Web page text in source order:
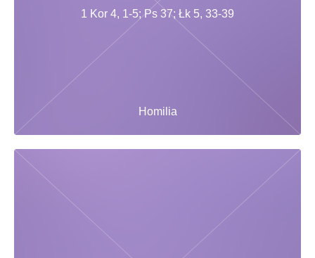
Homilia
1 Kor 4, 1-5; Ps 37; Łk 5, 33-39